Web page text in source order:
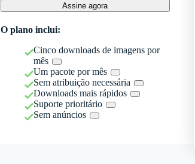
Assine agora
O plano inclui:
Cinco downloads de imagens por
mês
Um pacote por mês
Sem atribuição necessária
Downloads mais rápidos
Suporte prioritário
Sem anúncios